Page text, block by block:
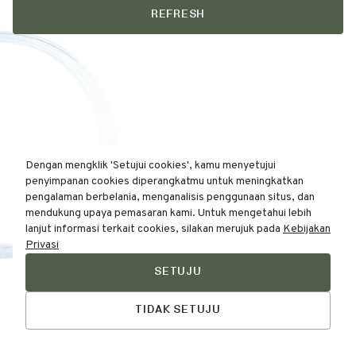
REFRESH
Dengan mengklik 'Setujui cookies', kamu menyetujui
penyimpanan cookies diperangkatmu untuk meningkatkan
pengalaman berbelania, menganalisis penggunaan situs, dan
mendukung upaya pemasaran kami. Untuk mengetahui lebih
lanjut informasi terkait cookies, silakan merujuk pada Kebijakan
Privasi
SETUJU
TIDAK SETUJU
Find Your